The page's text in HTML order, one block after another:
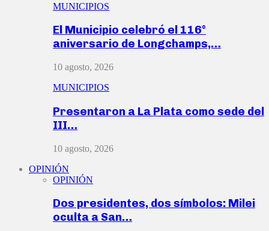
MUNICIPIOS
El Municipio celebró el 116°
aniversario de Longchamps,…
10 agosto, 2026
MUNICIPIOS
Presentaron a La Plata como sede del
III…
10 agosto, 2026
OPINIÓN
OPINIÓN
Dos presidentes, dos símbolos: Milei
oculta a San…